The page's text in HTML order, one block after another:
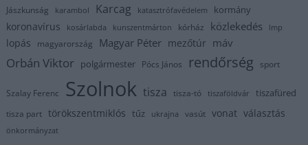
Jászkunság karambol Karcag katasztrófavédelem kormány
koronavírus kosárlabda kunszentmárton kórház közlekedés lmp
lopás magyarország Magyar Péter mezőtúr máv
Orbán Viktor polgármester Pócs János rendőrség sport
Szalay Ferenc Szolnok tisza tisza-tó tiszaföldvár tiszafüred
tisza part törökszentmiklós tűz ukrajna vasút vonat választás
önkormányzat